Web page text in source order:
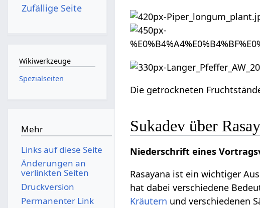
Die getrockneten
Sukadev über
Niederschrift eines
Rasayana ist ein wichtiger
hat dabei verschiedene
Kräutern und verschiedenen
Zufällige Seite
Wikiwerkzeuge
Spezialseiten
Mehr
Links auf diese Seite
Änderungen an
verlinkten Seiten
Druckversion
Permanenter Link